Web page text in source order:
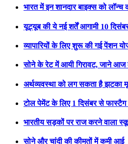
भारत में इन शानदार बाइक्स को लॉन्च
यूट्यूब की ये नई शर्तें आगामी 10
व्यापारियों के लिए शुरू की गई पेंशन
सोने के रेट में आयी गिरावट, जाने आज
अर्थव्यवस्था को लग सकता है झटका
टोल पेमेंट के लिए 1 दिसंबर से फास्टैग
भारतीय सड़कों पर राज करने वाला
सोने और चांदी की कीमतों में कमी आई